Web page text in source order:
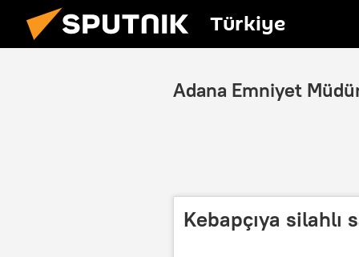
Türkiye
Adana Emniyet
Kebapçıya silahlı